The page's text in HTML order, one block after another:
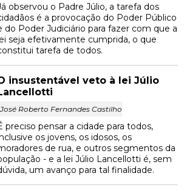
observou o Padre Júlio, a tarefa dos
é a provocação do Poder Público
do Poder Judiciário para fazer com que a
seja efetivamente cumprida, o que
tarefa de todos.
insustentável veto à lei Júlio
José Roberto Fernandes Castilho
preciso pensar a cidade para todos,
os jovens, os idosos, os
de rua, e outros segmentos da
- e a lei Júlio Lancellotti é, sem
um avanço para tal finalidade.